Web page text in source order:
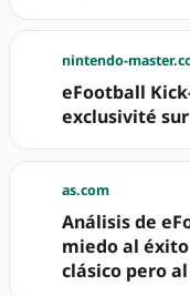
nintendo-
eFootball
exclusivité
as.com
Análisis de
miedo al
clásico pero